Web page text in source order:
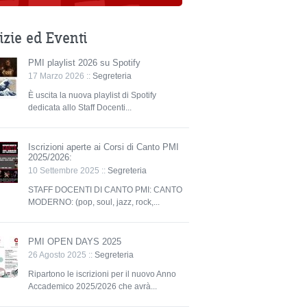
ed Eventi
PMI playlist 2026 su Spotify
17 Marzo 2026 :: Segreteria
È uscita la nuova playlist di Spotify
dedicata allo Staff Docenti...
Iscrizioni aperte ai Corsi di Canto PMI
2025/2026:
10 Settembre 2025 :: Segreteria
STAFF DOCENTI DI CANTO PMI: CANTO
MODERNO: (pop, soul, jazz, rock,...
PMI OPEN DAYS 2025
26 Agosto 2025 :: Segreteria
Ripartono le iscrizioni per il nuovo Anno
Accademico 2025/2026 che avrà...